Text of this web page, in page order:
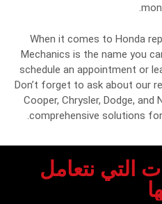
When it comes to Honda
Mechanics is the name you
schedule an appointment or
Don’t forget to ask about our
Cooper, Chrysler, Dodge,
comprehensive solutions
التي نتعامل